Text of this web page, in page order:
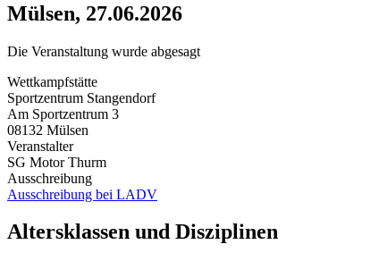
Mülsen, 27.06.2026
Die Veranstaltung wurde abgesagt
Wettkampfstätte
Sportzentrum Stangendorf
Am Sportzentrum 3
08132 Mülsen
Veranstalter
SG Motor Thurm
Ausschreibung
Ausschreibung bei LADV
Altersklassen und Disziplinen